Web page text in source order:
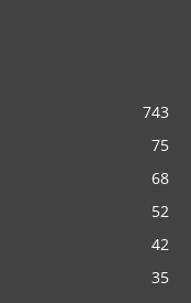
743
75
68
52
42
35